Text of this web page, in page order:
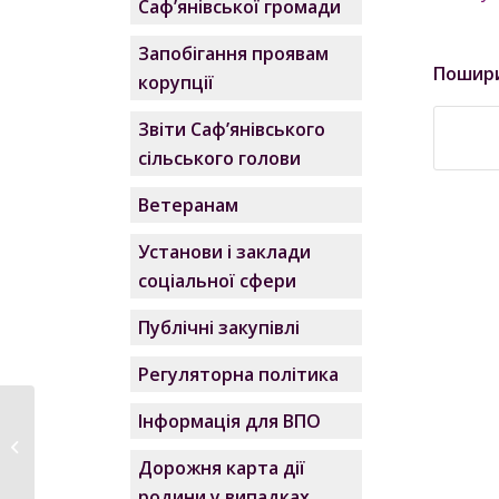
Саф’янівської громади
Запобігання проявам
корупції
Звіти Саф’янівського
сільського голови
Ветеранам
Установи і заклади
соціальної сфери
Публічні закупівлі
Регуляторна політика
Інформація для ВПО
Дорожня карта дії
Паспорт бюджетної